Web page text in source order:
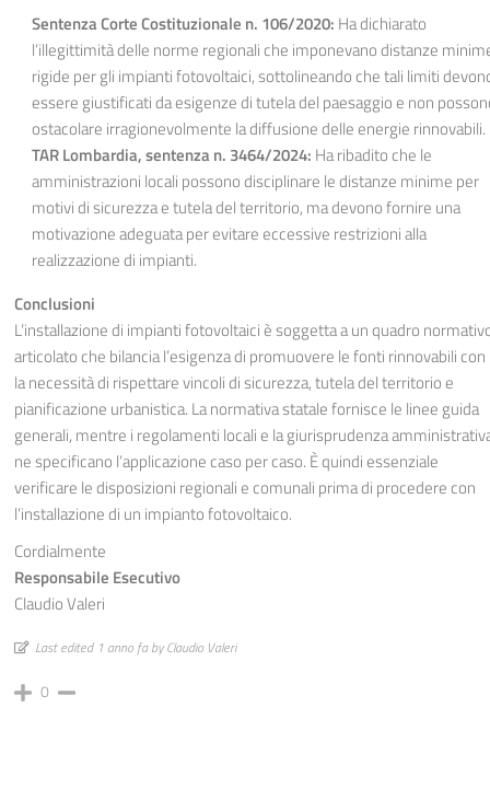
Sentenza Corte Costituzionale n. 106/2020: Ha dichiarato
l’illegittimità delle norme regionali che imponevano distanze
rigide per gli impianti fotovoltaici, sottolineando che tali limiti
essere giustificati da esigenze di tutela del paesaggio e non
ostacolare irragionevolmente la diffusione delle energie rinnovabili.
TAR Lombardia, sentenza n. 3464/2024: Ha ribadito che le
amministrazioni locali possono disciplinare le distanze minime per
motivi di sicurezza e tutela del territorio, ma devono fornire una
motivazione adeguata per evitare eccessive restrizioni alla
realizzazione di impianti.
Conclusioni
L’installazione di impianti fotovoltaici è soggetta a un quadro
articolato che bilancia l’esigenza di promuovere le fonti rinnovabili con
la necessità di rispettare vincoli di sicurezza, tutela del territorio e
pianificazione urbanistica. La normativa statale fornisce le linee guida
generali, mentre i regolamenti locali e la giurisprudenza
ne specificano l’applicazione caso per caso. È quindi essenziale
verificare le disposizioni regionali e comunali prima di procedere con
l’installazione di un impianto fotovoltaico.
Cordialmente
Responsabile Esecutivo
Claudio Valeri
Last edited 1 anno fa by Claudio Valeri
0